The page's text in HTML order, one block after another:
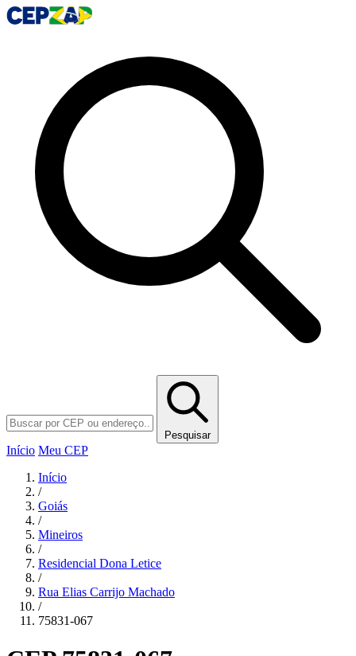
Pesquisar
Início Meu CEP
Início
/
Goiás
/
Mineiros
/
Residencial Dona Letice
/
Rua Elias Carrijo Machado
/
75831-067